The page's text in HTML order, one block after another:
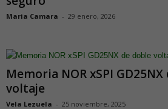
Maria Camara - 29 enero, 2026
Memoria NOR xSPI
voltaje
Vela Lezuela - 25 noviembre, 2025